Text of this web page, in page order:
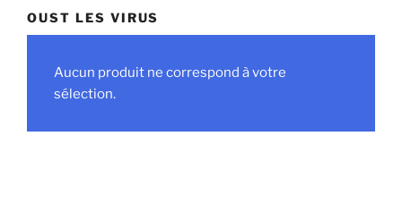
OUST LES VIRUS
Aucun produit ne correspond à votre
sélection.